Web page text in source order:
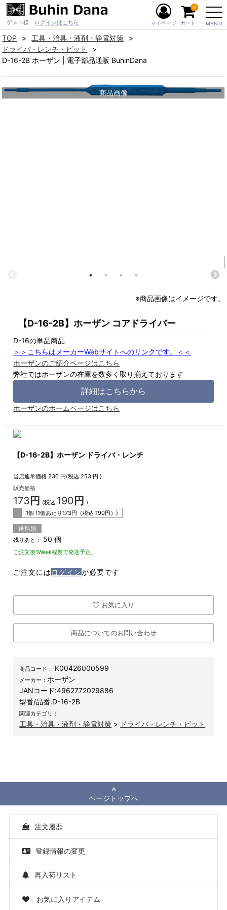
ゲスト様 ログインはこちら MENU
マイページ カート
0
TOP
工具・治具・液剤・静電対策
ドライバ・レンチ・ビット
D-16-2B ホーザン | 電子部品通販 BuhinDana
商品画像
※商品画像はイメージです。
【D-16-2B】ホーザン コアドライバー
D-16の単品商品
＞＞こちらはメーカーWebサイトへのリンクです。＜＜
ホーザンのご紹介ページはこちら
弊社ではホーザンの在庫を数多く取り揃えております
詳細はこちらから
ホーザンのホームページはこちら
【D-16-2B】ホーザン ドライバ・レンチ
当店通常価格 230 円(税込253 円 )
販売価格
173 円 (税込 190 円 )
1個 (1個あたり173円（税込190円）)
送料別
残りあと： 50 個
ご注文後1Week程度で発送予定。
ご注文には ログインが必要です
お気に入り
商品についてのお問い合わせ
商品コード： K00426000599
メーカー：ホーザン
JANコード:4962772029886
型番/品番:D-16-2B
関連カテゴリ：
工具・治具・液剤・静電対策 > ドライバ・レンチ・ビット
ページトップへ
注文履歴
登録情報の変更
再入荷リスト
お気に入りアイテム